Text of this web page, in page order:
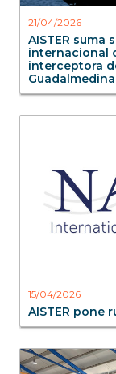
21/04/2026
AISTER
internacional
interceptora
15/04/2026
AISTER pone
Blog